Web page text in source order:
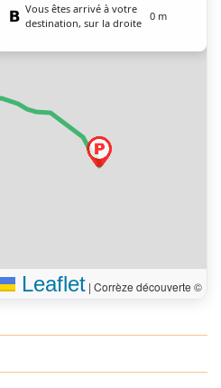
Vous êtes arrivé à votre
destination, sur la droite
0 m
Leaflet | Corrèze découverte ©